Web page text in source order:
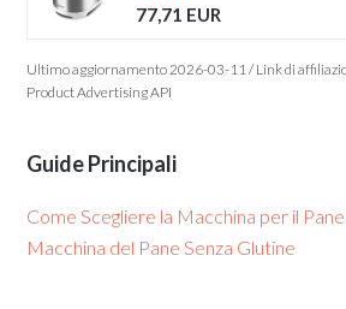
77,71 EUR
Ultimo aggiornamento 2026-03-11 / Link di
Product Advertising API
Guide Principali
Come Scegliere la Macchina per il Pane
Macchina del Pane Senza Glutine